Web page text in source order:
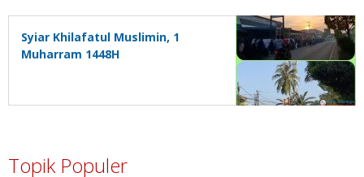
Syiar Khilafatul Muslimin, 1
Muharram 1448H
Topik Populer